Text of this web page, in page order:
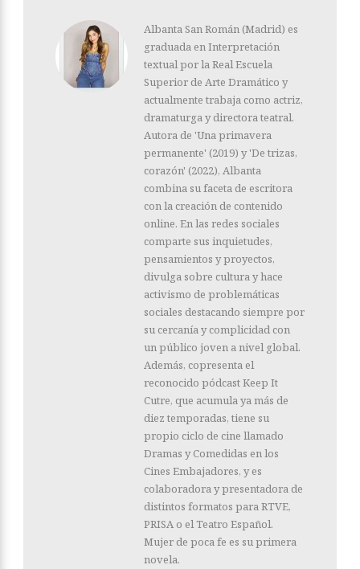
Albanta San Román (Madrid) es
graduada en Interpretación
textual por la Real Escuela
Superior de Arte Dramático y
actualmente trabaja como actriz,
dramaturga y directora teatral.
Autora de 'Una primavera
permanente' (2019) y 'De trizas,
corazón' (2022), Albanta
combina su faceta de escritora
con la creación de contenido
online. En las redes sociales
comparte sus inquietudes,
pensamientos y proyectos,
divulga sobre cultura y hace
activismo de problemáticas
sociales destacando siempre por
su cercanía y complicidad con
un público joven a nivel global.
Además, copresenta el
reconocido pódcast Keep It
Cutre, que acumula ya más de
diez temporadas, tiene su
propio ciclo de cine llamado
Dramas y Comedidas en los
Cines Embajadores, y es
colaboradora y presentadora de
distintos formatos para RTVE,
PRISA o el Teatro Español.
Mujer de poca fe es su primera
novela.